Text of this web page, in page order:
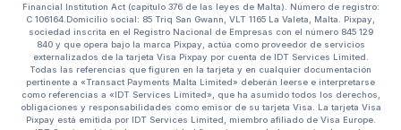
Financial Institution Act (capítulo 376 de las leyes de Malta). Número de registro:
C 106164.Domicilio social: 85 Triq San Gwann, VLT 1165 La Valeta, Malta. Pixpay,
sociedad inscrita en el Registro Nacional de Empresas con el número 845 129
840 y que opera bajo la marca Pixpay, actúa como proveedor de servicios
externalizados de la tarjeta Visa Pixpay por cuenta de IDT Services Limited.
Todas las referencias que figuren en la tarjeta y en cualquier documentación
pertinente a «Transact Payments Malta Limited» deberán leerse e interpretarse
como referencias a «IDT Services Limited», que ha asumido todos los derechos,
obligaciones y responsabilidades como emisor de su tarjeta Visa. La tarjeta Visa
Pixpay está emitida por IDT Services Limited, miembro afiliado de Visa Europe.